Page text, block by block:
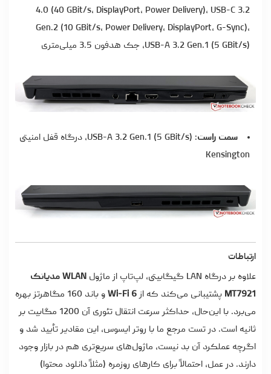
4.0 (40 GBit/s, DisplayPort, Power Delivery)، USB-C 3.2
Gen.2 (10 GBit/s, Power Delivery, DisplayPort, G-Sync)،
USB-A 3.2 Gen.1 (5 GBit/s)، جک هدفون 3.5 میلی‌متری
سمت راست
: USB-A 3.2 Gen.1 (5 GBit/s)، درگاه قفل امنیتی
Kensington
ارتباطات
علاوه بر درگاه LAN گیگابیتی، لپ‌تاپ از ماژول
WLAN مدیاتک
MT7921 پشتیبانی می‌کند که از Wi-Fi 6
و باند 160 مگاهرتز بهره
می‌برد. با این‌حال، حداکثر سرعت انتقال تئوری آن 1200 مگابیت بر
ثانیه است. در تست مرجع ما با روتر ایسوس، این مقادیر تأیید شد و
اگرچه عملکرد آن بد نیست، ماژول‌های سریع‌تری هم در بازار وجود
دارند. در عمل، احتمالاً برای کارهای روزمره (مثلاً دانلود محتوا)